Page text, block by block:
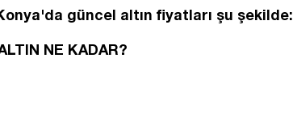
güncel altın fiyatları şu şekilde:
NE KADAR?